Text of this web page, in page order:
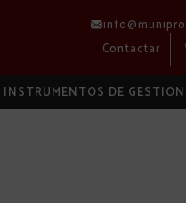
Contactar
INSTRUMENTOS DE GESTION